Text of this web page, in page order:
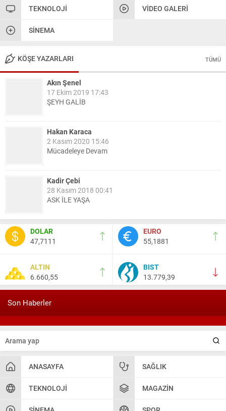
TEKNOLOJI VIDEO GALERI
SINEMA
KÖŞE YAZARLARI TÜMÜ
Akın Şenel
17 Ekim 2019 17:43
ŞEYH GALİB
Hakan Karaca
2 Kasım 2020 15:46
Mücadeleye Devam
Kadir Çebi
28 Kasım 2018 00:41
ASK İLE YAŞA
Nail Kazanç
10 Mart 2023 21:36
HAYDİ TEKİRDAĞ MAÇA !!!!
Salih Canikli
5 Kasım 2024 19:54
ZİYARETİ.
DOLAR
47,7111
EURO
55,1881
ALTIN
6.660,55
BIST
13.779,39
Son Haberler
ANASAYFA SAĞLIK
TEKNOLOJI MAGAZIN